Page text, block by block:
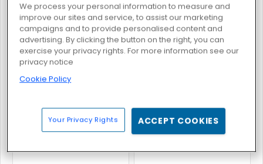
Corrida Extrema de Moto Dirigindo Caminhão de Petróleo
Simulador de Carros 3D
We process your personal information to measure and
improve our sites and service, to assist our marketing
campaigns and to provide personalised content and
advertising. By clicking the button on the right, you can
exercise your privacy rights. For more information see our
privacy notice
Cookie Policy
Your Privacy Rights ACCEPT COOKIES